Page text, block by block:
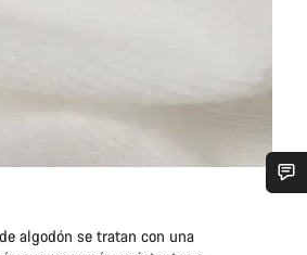
algodón se tratan con una